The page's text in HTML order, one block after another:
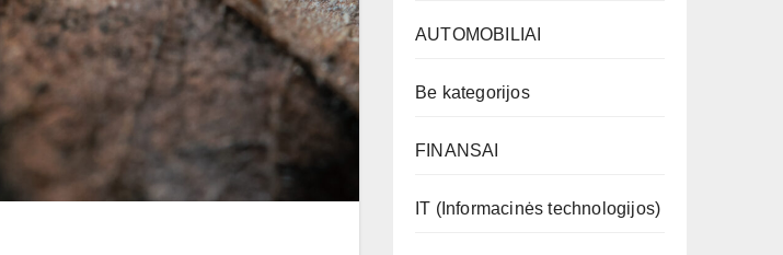
AUTOMOBILIAI
Be kategorijos
FINANSAI
IT (Informacinės technologijos)